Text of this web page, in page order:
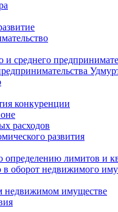
среднего
конкуренции
расходов
развития
лимитов и
оборот недвижимого
недвижимом имуществе